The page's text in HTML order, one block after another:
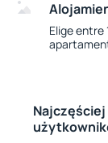
Elige entre